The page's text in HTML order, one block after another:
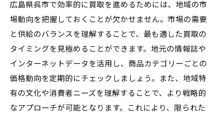
広島県呉市で効率的に買取を進めるためには、地域の市
場動向を把握しておくことが欠かせません。市場の需要
と供給のバランスを理解することで、最も適した買取の
タイミングを見極めることができます。地元の情報誌や
インターネットデータを活用し、商品カテゴリーごとの
価格動向を定期的にチェックしましょう。また、地域特
有の文化や消費者ニーズを理解することで、より戦略的
なアプローチが可能となります。これにより、限られた